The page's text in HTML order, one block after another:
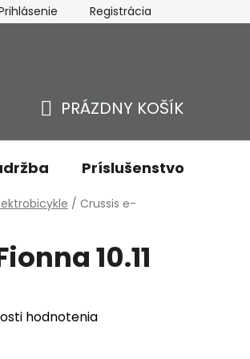
zmluvy Ochrana osobných údajov
Registrácia
KOŠÍK
PRÁZDNY KOŠÍK
Príslušenstvo
/ Crussis e-
10.11
hodnotenia